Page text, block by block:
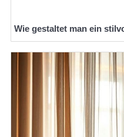
Wie gestaltet man ein